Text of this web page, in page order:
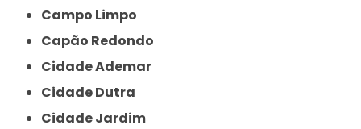
Campo Limpo
Capão Redondo
Cidade Ademar
Cidade Dutra
Cidade Jardim